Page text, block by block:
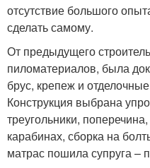
отсутствие большого
сделать самому.
От предыдущего
пиломатериалов, была
брус, крепеж и
Конструкция выбрана
треугольники,
карабинах, сборка на
матрас пошила супруга –